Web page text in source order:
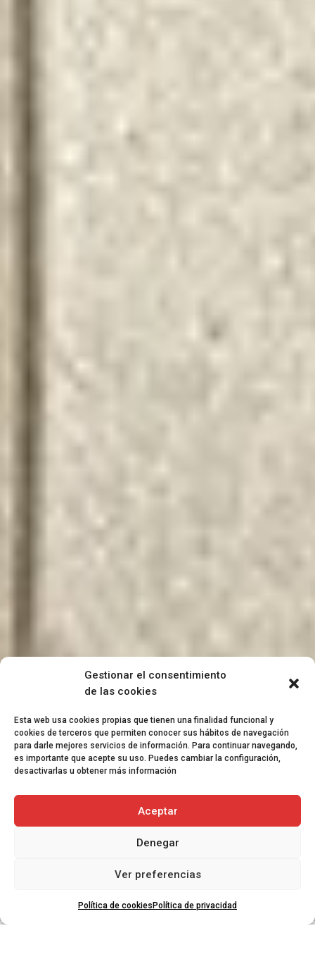
Gestionar el consentimiento
de las cookies
Esta web usa cookies propias que tienen una finalidad funcional y
cookies de terceros que permiten conocer sus hábitos de navegación
para darle mejores servicios de información. Para continuar navegando,
es importante que acepte su uso. Puedes cambiar la configuración,
desactivarlas u obtener más información
Aceptar
Denegar
Ver preferencias
Política de cookies Política de privacidad